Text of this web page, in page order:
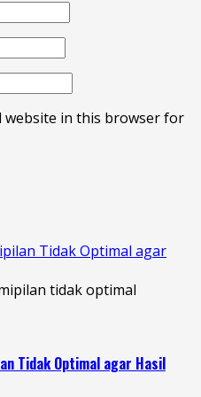
website in this browser for
Tidak Optimal agar
Tidak Optimal agar Hasil